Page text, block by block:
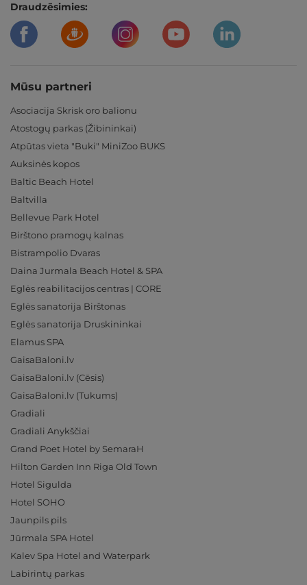
Draudzēsimies:
Mūsu partneri
Asociacija Skrisk oro balionu
Atostogų parkas (Žibininkai)
Atpūtas vieta "Buki" MiniZoo BUKS
Auksinės kopos
Baltic Beach Hotel
Baltvilla
Bellevue Park Hotel
Birštono pramogų kalnas
Bistrampolio Dvaras
Daina Jurmala Beach Hotel & SPA
Eglės reabilitacijos centras | CORE
Eglės sanatorija Birštonas
Eglės sanatorija Druskininkai
Elamus SPA
GaisaBaloni.lv
GaisaBaloni.lv (Cēsis)
GaisaBaloni.lv (Tukums)
Gradiali
Gradiali Anykščiai
Grand Poet Hotel by SemaraH
Hilton Garden Inn Riga Old Town
Hotel Sigulda
Hotel SOHO
Jaunpils pils
Jūrmala SPA Hotel
Kalev Spa Hotel and Waterpark
Labirintų parkas